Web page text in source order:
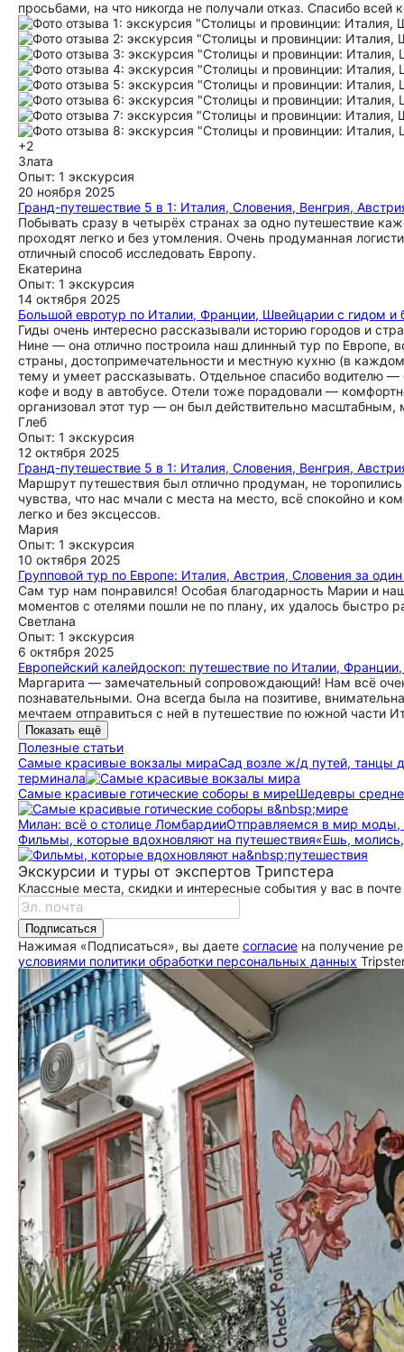
просьбами, на что никогда не получали отказ. Спасибо
+2
Злата
Опыт: 1 экскурсия
20 ноября 2025
Гранд-путешествие 5 в 1: Италия, Словения, Венгрия,
Побывать сразу в четырёх странах за одно путешествие
проходят легко и без утомления. Очень продуманная
отличный способ исследовать Европу.
Екатерина
Опыт: 1 экскурсия
14 октября 2025
Большой евротур по Италии, Франции, Швейцарии с гидом и
Гиды очень интересно рассказывали историю городов и
Нине — она отлично построила наш длинный тур по Европе,
страны, достопримечательности и местную кухню (в
тему и умеет рассказывать. Отдельное спасибо водителю
кофе и воду в автобусе. Отели тоже порадовали —
организовал этот тур — он был действительно
Глеб
Опыт: 1 экскурсия
12 октября 2025
Гранд-путешествие 5 в 1: Италия, Словения, Венгрия,
Маршрут путешествия был отлично продуман, не
чувства, что нас мчали с места на место, всё спокойно и
легко и без эксцессов.
Мария
Опыт: 1 экскурсия
10 октября 2025
Групповой тур по Европе: Италия, Австрия, Словения за один
Сам тур нам понравился! Особая благодарность Марии и
моментов с отелями пошли не по плану, их удалось быстро
Светлана
Опыт: 1 экскурсия
6 октября 2025
Европейский калейдоскоп: путешествие по Италии,
Маргарита — замечательный сопровождающий! Нам всё
познавательными. Она всегда была на позитиве,
мечтаем отправиться с ней в путешествие по южной части
Показать ещё
Полезные статьи
Самые красивые вокзалы мираСад возле ж/д путей, танцы
терминала
Самые красивые готические соборы в миреШедевры
Милан: всё о столице ЛомбардииОтправляемся в мир моды,
Фильмы, которые вдохновляют на путешествия«Ешь,
Экскурсии и туры от экспертов Трипстера
Классные места, скидки и интересные события у вас в почте
Подписаться
Нажимая «Подписаться», вы даете согласие на получение
условиями политики обработки персональных данных